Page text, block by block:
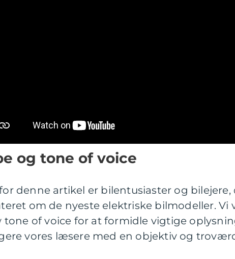
og tone of voice
denne artikel er bilentusiaster og bilejere,
om de nyeste elektriske bilmodeller. Vi
tone of voice for at formidle vigtige
vores læsere med en objektiv og